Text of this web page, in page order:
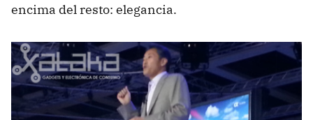
encima del resto: elegancia.